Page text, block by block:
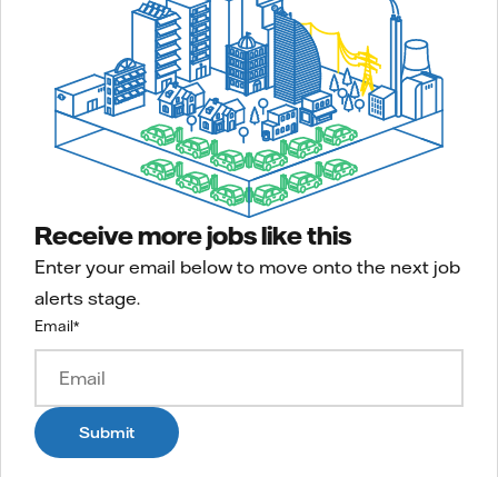
Receive more jobs like this
Enter your email below to move onto the next job
alerts stage.
Email*
Submit